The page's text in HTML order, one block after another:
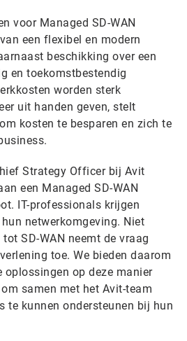
voor Managed SD-WAN
een flexibel en modern
beschikking over een
en toekomstbestendig
worden sterk
uit handen geven, stelt
kosten te besparen en zich te
Strategy Officer bij Avit
een Managed SD-WAN
IT-professionals krijgen
netwerkomgeving. Niet
SD-WAN neemt de vraag
toe. We bieden daarom
oplossingen op deze manier
samen met het Avit-team
te kunnen ondersteunen bij hun